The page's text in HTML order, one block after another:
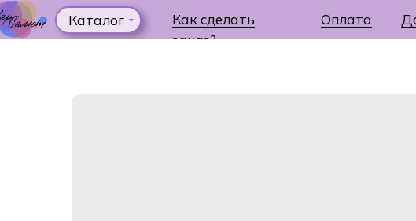
Как сделать
заказ?
Оплата
Каталог